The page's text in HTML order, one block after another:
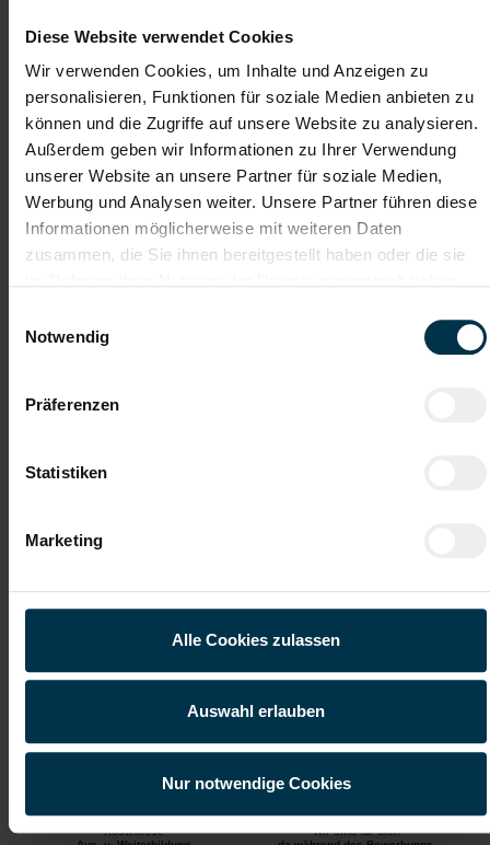
Diese Website verwendet Cookies
Wir verwenden Cookies, um Inhalte und Anzeigen zu
personalisieren, Funktionen für soziale Medien anbieten zu
können und die Zugriffe auf unsere Website zu analysieren.
Außerdem geben wir Informationen zu Ihrer Verwendung
unserer Website an unsere Partner für soziale Medien,
Werbung und Analysen weiter. Unsere Partner führen diese
Informationen möglicherweise mit weiteren Daten
zusammen, die Sie ihnen bereitgestellt haben oder die sie
Notwendig
Präferenzen
Statistiken
Marketing
Alle Cookies zulassen
Auswahl erlauben
Nur notwendige Cookies
Mitarbeiter Schmelzmetallurgie
(m/w/d)
Linz, Oberösterreich
ab EUR 18,83
Vollzeit
ab sofort
Kennenlernen und Mitwirken im gesamten
Instandhaltungsarbeiten
Schrittweises Einarbeiten in den Stahlherstellungsprozess auf
Kranfahren (kabinengesteuert) im Stahlwerk
Kostenlose
Wir sind für dich